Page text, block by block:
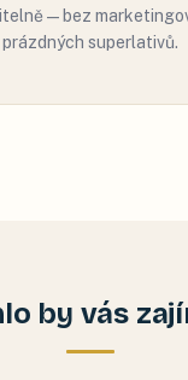
— bez
prázdných superlativů.
by vás